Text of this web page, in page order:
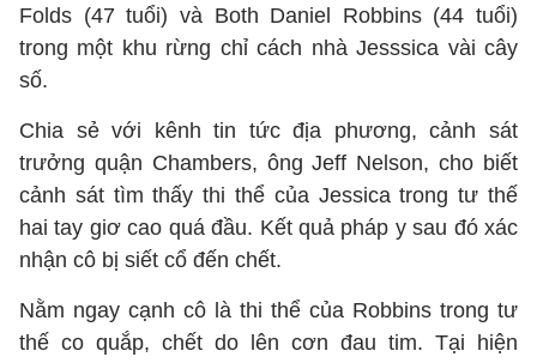
Folds (47 tuổi) và Both Daniel Robbins (44 tuổi)
trong một khu rừng chỉ cách nhà Jesssica vài cây
số.
Chia sẻ với kênh tin tức địa phương, cảnh sát
trưởng quận Chambers, ông Jeff Nelson, cho biết
cảnh sát tìm thấy thi thể của Jessica trong tư thế
hai tay giơ cao quá đầu. Kết quả pháp y sau đó xác
nhận cô bị siết cổ đến chết.
Nằm ngay cạnh cô là thi thể của Robbins trong tư
thế co quắp, chết do lên cơn đau tim. Tại hiện